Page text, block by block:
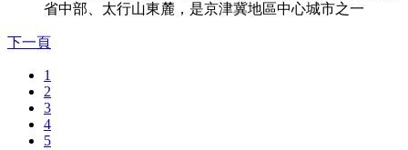
省中部、太行山東麓，是京津冀地區中心城市之一
下一頁
1
2
3
4
5